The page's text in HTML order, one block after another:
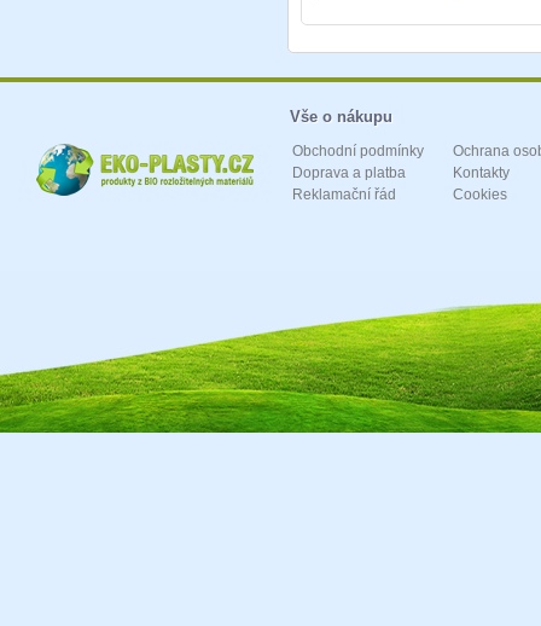
Vše o nákupu
Obchodní podmínky
Doprava a platba
Reklamační řád
Ochrana
Kontakty
Cookies